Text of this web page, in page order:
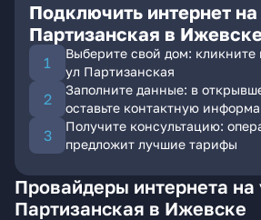
Подключить интернет на
Партизанская в
Выберите свой дом:
ул Партизанская
Заполните данные: в
оставьте контактную
Получите консультацию:
предложит лучшие тарифы
Провайдеры интернета на
Партизанская в Ижевске